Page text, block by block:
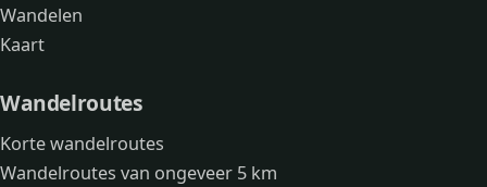
Wandelen
Kaart
Wandelroutes
Korte wandelroutes
Wandelroutes van ongeveer 5 km